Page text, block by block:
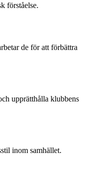
förståelse.
de för att förbättra
upprätthålla klubbens
inom samhället.